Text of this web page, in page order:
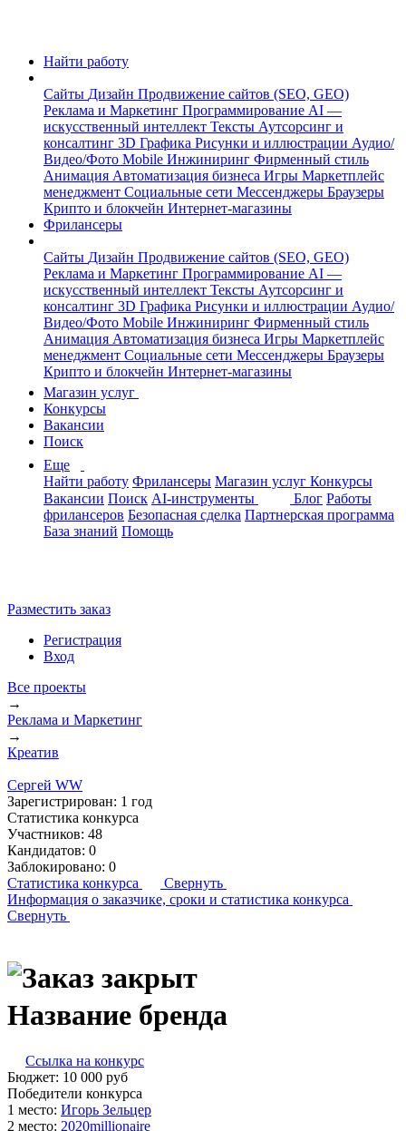
Найти работу
Сайты Дизайн Продвижение сайтов (SEO, GEO)
Реклама и Маркетинг Программирование AI —
искусственный интеллект Тексты Аутсорсинг и
консалтинг 3D Графика Рисунки и иллюстрации Аудио/
Видео/Фото Mobile Инжиниринг Фирменный стиль
Анимация Автоматизация бизнеса Игры Маркетплейс
менеджмент Социальные сети Мессенджеры Браузеры
Крипто и блокчейн Интернет-магазины
Фрилансеры
Сайты Дизайн Продвижение сайтов (SEO, GEO)
Реклама и Маркетинг Программирование AI —
искусственный интеллект Тексты Аутсорсинг и
консалтинг 3D Графика Рисунки и иллюстрации Аудио/
Видео/Фото Mobile Инжиниринг Фирменный стиль
Анимация Автоматизация бизнеса Игры Маркетплейс
менеджмент Социальные сети Мессенджеры Браузеры
Крипто и блокчейн Интернет-магазины
Магазин услуг
Конкурсы
Вакансии
Поиск
Еще
Найти работу Фрилансеры Магазин услуг Конкурсы
Вакансии Поиск AI-инструменты Блог Работы
фрилансеров Безопасная сделка Партнерская программа
База знаний Помощь
Разместить заказ
Регистрация
Вход
Все проекты
→
Реклама и Маркетинг
→
Креатив
Сергей WW
Зарегистрирован: 1 год
Статистика конкурса
Участников: 48
Кандидатов: 0
Заблокировано: 0
Статистика конкурса
Свернуть
Информация о заказчике, сроки и статистика конкурса
Свернуть
Название бренда
Ссылка на конкурс
Бюджет: 10 000 руб
Победители конкурса
1 место: Игорь Зель­цер
2 место: 202­0mil­li­ona­ire